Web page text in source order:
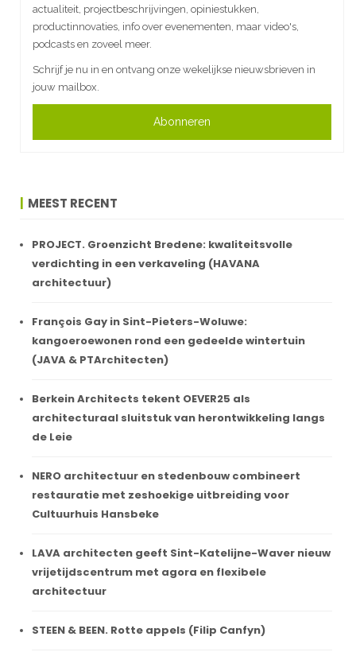
actualiteit, projectbeschrijvingen, opiniestukken,
productinnovaties, info over evenementen, maar video's,
podcasts en zoveel meer.
Schrijf je nu in en ontvang onze wekelijkse nieuwsbrieven in
jouw mailbox.
Abonneren
MEEST RECENT
PROJECT. Groenzicht Bredene: kwaliteitsvolle
verdichting in een verkaveling (HAVANA
architectuur)
François Gay in Sint-Pieters-Woluwe:
kangoeroewonen rond een gedeelde wintertuin
(JAVA & PTArchitecten)
Berkein Architects tekent OEVER25 als
architecturaal sluitstuk van herontwikkeling langs
de Leie
NERO architectuur en stedenbouw combineert
restauratie met zeshoekige uitbreiding voor
Cultuurhuis Hansbeke
LAVA architecten geeft Sint-Katelijne-Waver nieuw
vrijetijdscentrum met agora en flexibele
architectuur
STEEN & BEEN. Rotte appels (Filip Canfyn)